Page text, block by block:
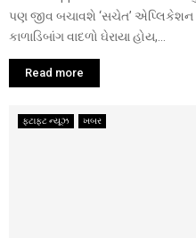
પણ જીવ બચાવશે ‘સચેત’ એપ્લિકેશન
કાળાડિબાંગ વાદળો ઘેરાયા હોય,...
Read more
ફટાફટ ન્યૂઝ ખબર